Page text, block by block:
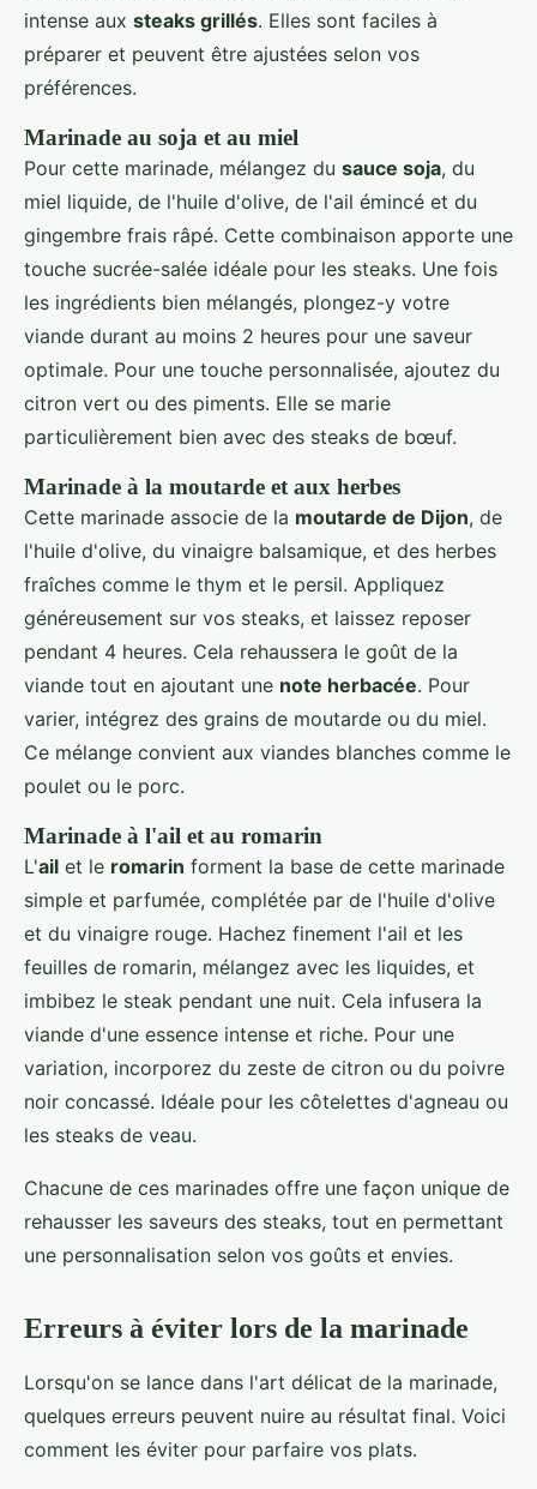
intense aux steaks grillés. Elles sont faciles à
préparer et peuvent être ajustées selon vos
préférences.
Marinade au soja et au miel
Pour cette marinade, mélangez du sauce soja, du
miel liquide, de l'huile d'olive, de l'ail émincé et du
gingembre frais râpé. Cette combinaison apporte une
touche sucrée-salée idéale pour les steaks. Une fois
les ingrédients bien mélangés, plongez-y votre
viande durant au moins 2 heures pour une saveur
optimale. Pour une touche personnalisée, ajoutez du
citron vert ou des piments. Elle se marie
particulièrement bien avec des steaks de bœuf.
Marinade à la moutarde et aux herbes
Cette marinade associe de la moutarde de Dijon, de
l'huile d'olive, du vinaigre balsamique, et des herbes
fraîches comme le thym et le persil. Appliquez
généreusement sur vos steaks, et laissez reposer
pendant 4 heures. Cela rehaussera le goût de la
viande tout en ajoutant une note herbacée. Pour
varier, intégrez des grains de moutarde ou du miel.
Ce mélange convient aux viandes blanches comme le
poulet ou le porc.
Marinade à l'ail et au romarin
L'ail et le romarin forment la base de cette marinade
simple et parfumée, complétée par de l'huile d'olive
et du vinaigre rouge. Hachez finement l'ail et les
feuilles de romarin, mélangez avec les liquides, et
imbibez le steak pendant une nuit. Cela infusera la
viande d'une essence intense et riche. Pour une
variation, incorporez du zeste de citron ou du poivre
noir concassé. Idéale pour les côtelettes d'agneau ou
les steaks de veau.
Chacune de ces marinades offre une façon unique de
rehausser les saveurs des steaks, tout en permettant
une personnalisation selon vos goûts et envies.
Erreurs à éviter lors de la marinade
Lorsqu'on se lance dans l'art délicat de la marinade,
quelques erreurs peuvent nuire au résultat final. Voici
comment les éviter pour parfaire vos plats.